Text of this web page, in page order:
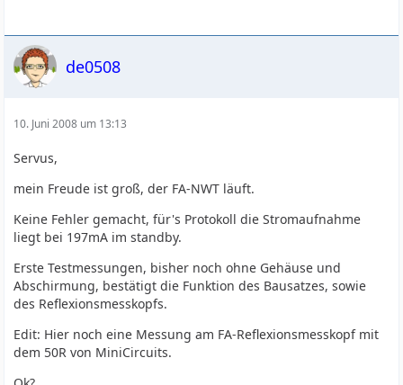
de0508
10. Juni 2008 um 13:13
Servus,
mein Freude ist groß, der FA-NWT läuft.
Keine Fehler gemacht, für's Protokoll die Stromaufnahme
liegt bei 197mA im standby.
Erste Testmessungen, bisher noch ohne Gehäuse und
Abschirmung, bestätigt die Funktion des Bausatzes, sowie
des Reflexionsmesskopfs.
Edit: Hier noch eine Messung am FA-Reflexionsmesskopf mit
dem 50R von MiniCircuits.